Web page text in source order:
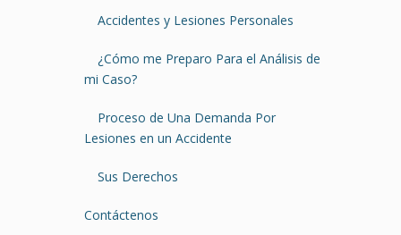
Accidentes y Lesiones Personales
¿Cómo me Preparo Para el Análisis de
mi Caso?
Proceso de Una Demanda Por
Lesiones en un Accidente
Sus Derechos
Contáctenos